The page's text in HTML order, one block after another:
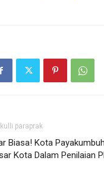
paraprak
Biasa! Kota
Kota Dalam Penilaian